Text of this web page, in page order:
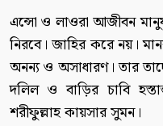
এন্সো ও লাওরা আজীবন
নিরবে। জাহির করে নয়।
অনন্য ও অসাধারণ। তার
দলিল ও বাড়ির চাবি
শরীফুল্লাহ কায়সার সুমন।